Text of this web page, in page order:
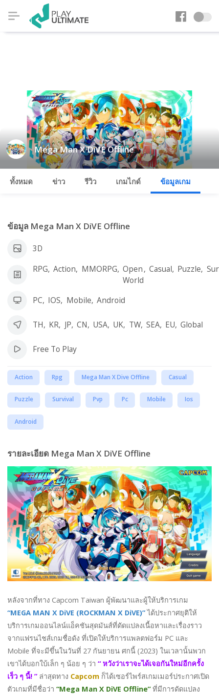
Mega Man X DiVE Offline
ทั้งหมด ข่าว รีวิว เกมไกด์ ข้อมูลเกม
ข้อมูล Mega Man X DiVE Offline
3D
RPG, Action, MMORPG, Open
World
, Casual, Puzzle,
PC, IOS, Mobile, Android
TH, KR, JP, CN, USA, UK, TW, SEA, EU, Global
Free To Play
Action Rpg Mega Man X Dive Offline Casual
Puzzle Survival Pvp Pc Mobile Ios
Android
รายละเอียด Mega Man X DiVE Offline
หลังจากที่ทาง Capcom Taiwan ผู้พัฒนาและผู้ให้บริการเกม
“MEGA MAN X DiVE (ROCKMAN X DiVE)”ได้ประกาศยุติให้
บริการเกมออนไลน์แอ็คชันสุดมันส์ที่ดัดแปลงเนื้อหาและเรื่องราว
จากแฟรนไชส์เกมชื่อดัง ที่เปิดให้บริการแพลตฟอร์ม PC และ
Mobile ที่จะมีขึ้นในวันที่ 27 กันยายน ศกนี้ (2023) ในเวลานั้นพวก
เขาได้บอกใบ้เล็ก ๆ น้อย ๆ ว่า “ หวังว่าเราจะได้เจอกันใหม่อีกครั้ง
เร็ว ๆ นี้! ”ล่าสุดทาง Capcom ก็ได้เซอร์ไพร์สเกมเมอร์ประกาศเปิด
ตัวเกมที่มีชื่อว่า “Mega Man X DiVE Offline”ที่มีการดัดแปลง